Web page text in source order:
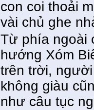
con coi thoải
vài chủ ghe
Từ phía ngoài
hướng Xóm
trên trời,
không giàu
như câu tục